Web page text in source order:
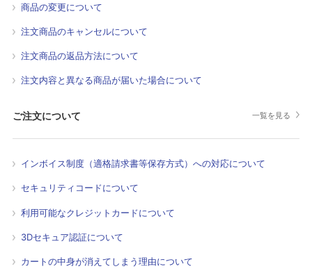
商品の変更について
注文商品のキャンセルについて
注文商品の返品方法について
注文内容と異なる商品が届いた場合について
ご注文について 一覧を見る
インボイス制度（適格請求書等保存方式）への対応について
セキュリティコードについて
利用可能なクレジットカードについて
3Dセキュア認証について
カートの中身が消えてしまう理由について